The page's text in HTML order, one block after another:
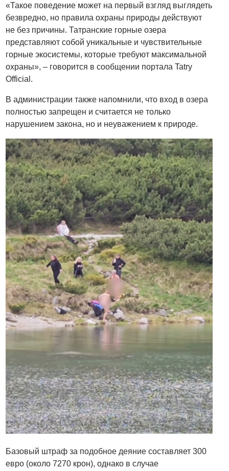
«Такое поведение может на первый взгляд выглядеть
безвредно, но правила охраны природы действуют
не без причины. Татранские горные озера
представляют собой уникальные и чувствительные
горные экосистемы, которые требуют максимальной
охраны», – говорится в сообщении портала Tatry
Official.
В администрации также напомнили, что вход в озера
полностью запрещен и считается не только
нарушением закона, но и неуважением к природе.
Базовый штраф за подобное деяние составляет 300
евро (около 7270 крон), однако в случае